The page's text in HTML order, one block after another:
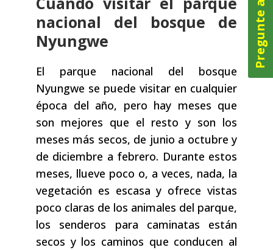
nacional del bosque de
Nyungwe
El parque nacional del bosque
Nyungwe se puede visitar en cualquier
época del año, pero hay meses que
son mejores que el resto y son los
meses más secos, de junio a octubre y
de diciembre a febrero. Durante estos
meses, llueve poco o, a veces, nada, la
vegetación es escasa y ofrece vistas
poco claras de los animales del parque,
los senderos para caminatas están
secos y los caminos que conducen al